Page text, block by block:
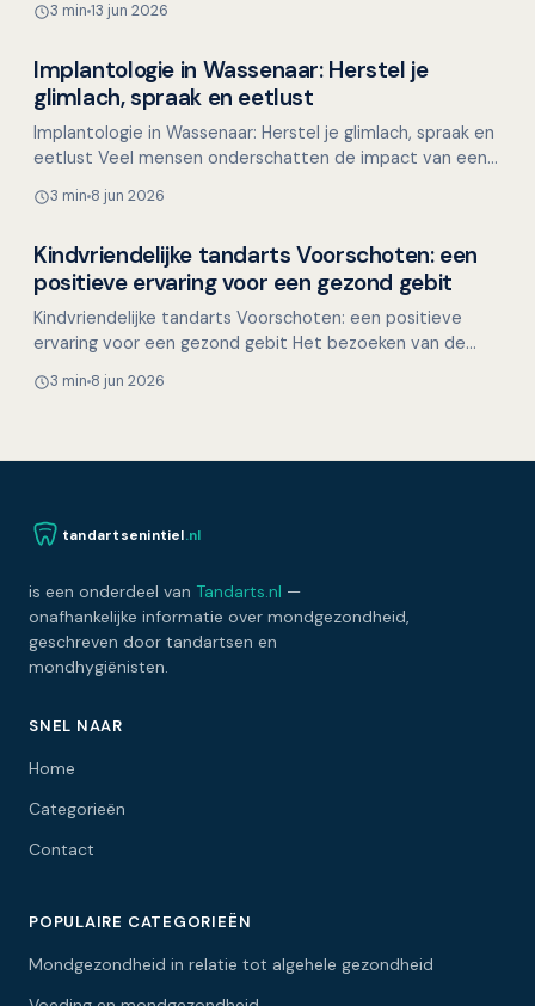
…
3 min 13 jun 2026
Overig nieuws
Implantologie in Wassenaar: Herstel je
glimlach, spraak en eetlust
Implantologie in Wassenaar: Herstel je glimlach, spraak en
eetlust Veel mensen onderschatten de impact van een
3 min 8 jun 2026
Overig nieuws
Kindvriendelijke tandarts Voorschoten: een
positieve ervaring voor een gezond gebit
Kindvriendelijke tandarts Voorschoten: een positieve
ervaring voor een gezond gebit Het bezoeken van de
ge…
3 min 8 jun 2026
tandartsenintiel.nl
is een onderdeel van Tandarts.nl —
onafhankelijke informatie over mondgezondheid,
geschreven door tandartsen en
mondhygiënisten.
SNEL NAAR
Home
Categorieën
Contact
POPULAIRE CATEGORIEËN
Mondgezondheid in relatie tot algehele gezondheid